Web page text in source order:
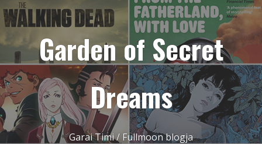
Garden of Secret
Dreams
Garai Timi / Fullmoon blogja